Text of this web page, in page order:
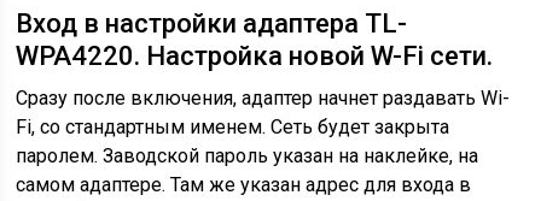
Вход в настройки адаптера TL-
WPA4220. Настройка новой W-Fi сети.
Сразу после включения, адаптер начнет раздавать Wi-
Fi, со стандартным именем. Сеть будет закрыта
паролем. Заводской пароль указан на наклейке, на
самом адаптере. Там же указан адрес для входа в